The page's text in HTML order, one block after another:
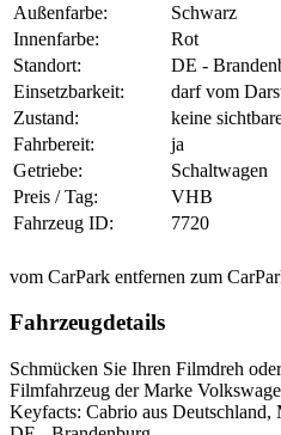
Außenfarbe:
Schwarz
Innenfarbe:
Rot
Standort:
DE -
Einsetzbarkeit:
darf vom
Zustand:
keine
Fahrbereit:
ja
Getriebe:
Schaltwagen
Preis / Tag:
VHB
Fahrzeug ID:
7720
vom CarPark entfernen zum
Fahrzeugdetails
Schmücken Sie Ihren Filmdreh
Filmfahrzeug der Marke
Keyfacts: Cabrio aus